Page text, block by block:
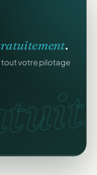
.
tout votre pilotage